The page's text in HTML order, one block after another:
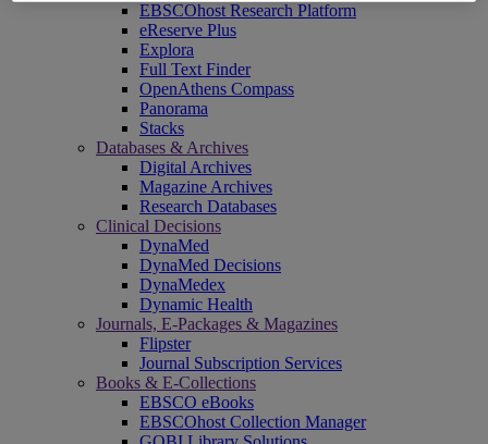
EBSCOhost Research Platform
eReserve Plus
Explora
Full Text Finder
OpenAthens Compass
Panorama
Stacks
Databases & Archives
Digital Archives
Magazine Archives
Research Databases
Clinical Decisions
DynaMed
DynaMed Decisions
DynaMedex
Dynamic Health
Journals, E-Packages & Magazines
Flipster
Journal Subscription Services
Books & E-Collections
EBSCO eBooks
EBSCOhost Collection Manager